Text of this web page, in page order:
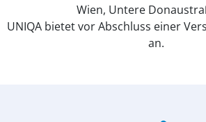
Wien, Untere
UNIQA bietet vor Abschluss einer
an.